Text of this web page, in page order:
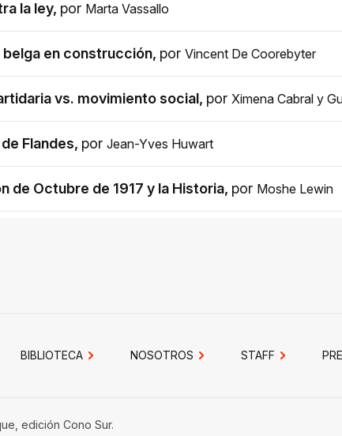
la ley, por Marta Vassallo
belga en construcción, por Vincent De Coorebyter
vs. movimiento social, por Ximena Cabral y
Flandes, por Jean-Yves Huwart
de Octubre de 1917 y la Historia, por Moshe Lewin
BIBLIOTECA NOSOTROS STAFF
edición Cono Sur.